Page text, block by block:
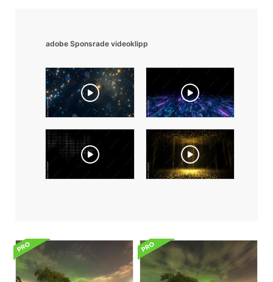
adobe Sponsrade videoklipp